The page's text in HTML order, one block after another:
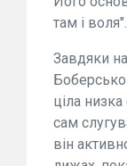
там і воля".
Завдяки
ціла
сам
він